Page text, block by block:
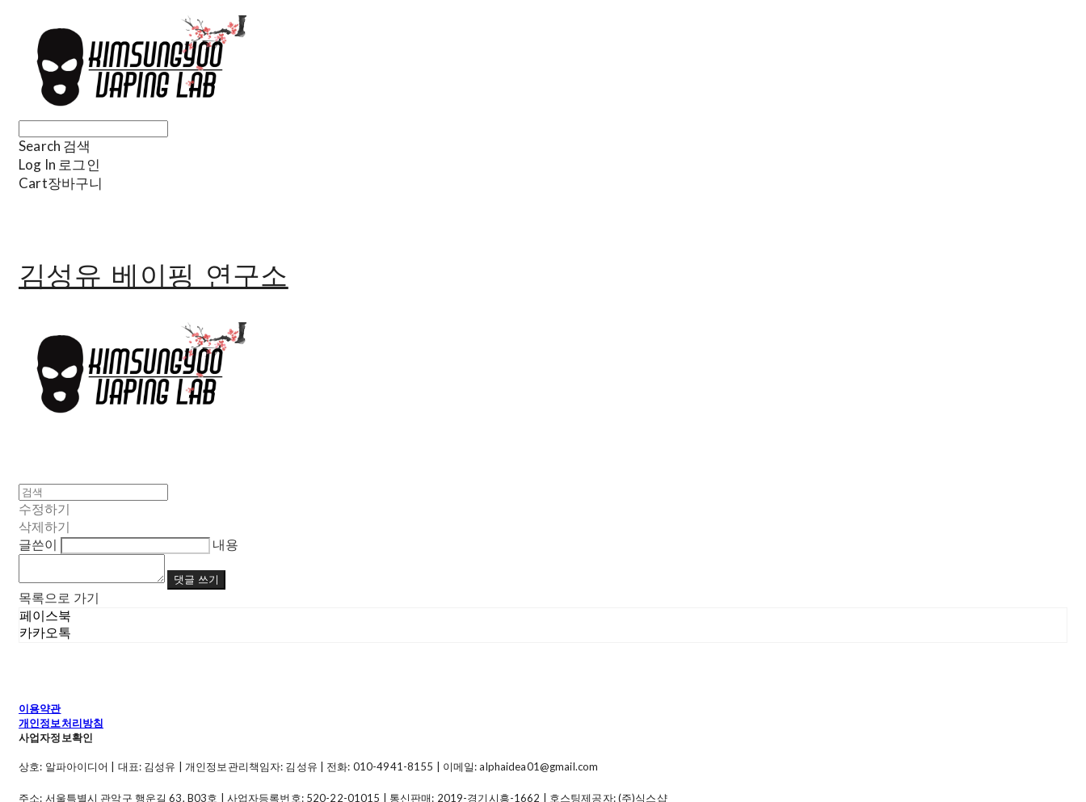
Search 검색
Log In 로그인
Cart장바구니
김성유 베이핑 연구소
수정하기
삭제하기
글쓴이
내용
댓글 쓰기
목록으로 가기
페이스북
카카오톡
이용약관
개인정보처리방침
사업자정보확인
상호: 알파아이디어 | 대표: 김성유 | 개인정보관리책임자: 김성유 | 전화: 010-4941-8155 | 이메일: alphaidea01@gmail.com
주소: 서울특별시 관악구 행운길 63, B03호 | 사업자등록번호: 520-22-01015 | 통신판매: 2019-경기시흥-1662 | 호스팅제공자: (주)식스샵